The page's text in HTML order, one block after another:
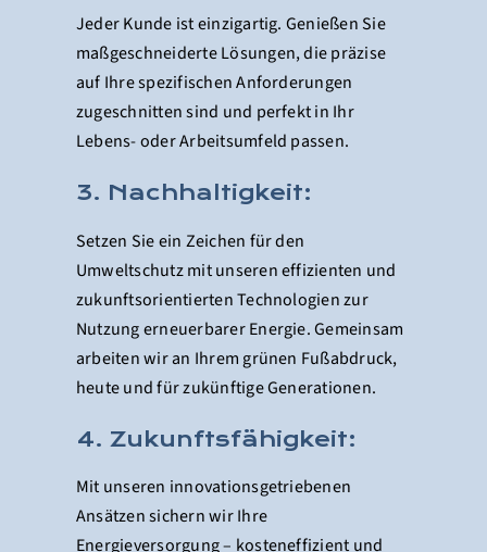
Jeder Kunde ist einzigartig. Genießen Sie
maßgeschneiderte Lösungen, die präzise
auf Ihre spezifischen Anforderungen
zugeschnitten sind und perfekt in Ihr
Lebens- oder Arbeitsumfeld passen.
3. Nachhaltigkeit:
Setzen Sie ein Zeichen für den
Umweltschutz mit unseren effizienten und
zukunftsorientierten Technologien zur
Nutzung erneuerbarer Energie. Gemeinsam
arbeiten wir an Ihrem grünen Fußabdruck,
heute und für zukünftige Generationen.
4. Zukunftsfähigkeit:
Mit unseren innovationsgetriebenen
Ansätzen sichern wir Ihre
Energieversorgung – kosteneffizient und